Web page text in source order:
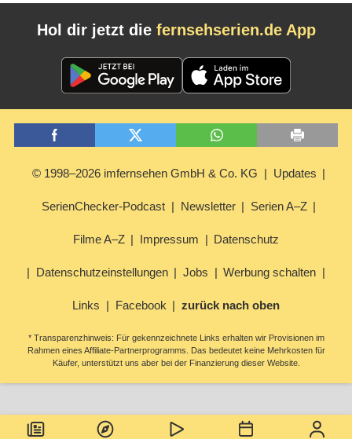
Hol dir jetzt die fernsehserien.de App
© 1998–2026 imfernsehen GmbH & Co. KG Updates
SerienChecker-Podcast Newsletter Serien A–Z
Filme A–Z Impressum Datenschutz
Datenschutzeinstellungen Jobs Werbung schalten
Links Facebook zurück nach oben
* Transparenzhinweis: Für gekennzeichnete Links erhalten wir Provisionen im
Rahmen eines Affiliate-Partnerprogramms. Das bedeutet keine Mehrkosten für
Käufer, unterstützt uns aber bei der Finanzierung dieser Website.